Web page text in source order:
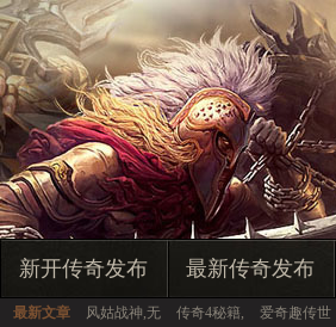
新开传奇发布 最新传奇发布
最新文章 风姑战神,无 传奇4秘籍, 爱奇趣传世